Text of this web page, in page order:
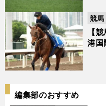
【
港国
競馬
編集部のおすすめ